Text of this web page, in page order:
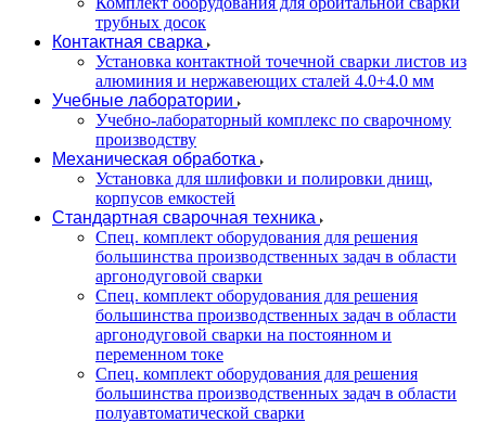
трубных досок
Контактная сварка
Установка контактной точечной сварки листов из
алюминия и нержавеющих сталей 4.0+4.0 мм
Учебные лаборатории
Учебно-лабораторный комплекс по сварочному
производству
Механическая обработка
Установка для шлифовки и полировки днищ,
корпусов емкостей
Стандартная сварочная техника
Спец. комплект оборудования для решения
большинства производственных задач в области
аргонодуговой сварки
Спец. комплект оборудования для решения
большинства производственных задач в области
аргонодуговой сварки на постоянном и
переменном токе
Спец. комплект оборудования для решения
большинства производственных задач в области
полуавтоматической сварки